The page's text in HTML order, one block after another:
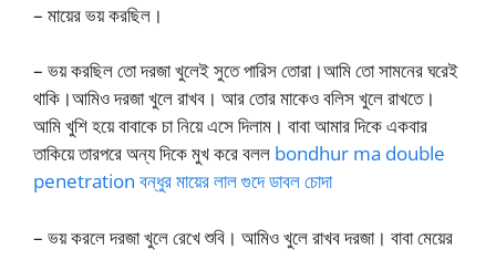
– মায়ের ভয় করছিল।
– ভয় করছিল তো দরজা খুলেই সুতে পারিস তোরা।আমি তো সামনের ঘরেই
থাকি।আমিও দরজা খুলে রাখব। আর তোর মাকেও বলিস খুলে রাখতে।
আমি খুশি হয়ে বাবাকে চা নিয়ে এসে দিলাম। বাবা আমার দিকে একবার
তাকিয়ে তারপরে অন্য দিকে মুখ করে বলল bondhur ma double
penetration বন্ধুর মায়ের লাল গুদে ডাবল চোদা
– ভয় করলে দরজা খুলে রেখে শুবি। আমিও খুলে রাখব দরজা। বাবা মেয়ের